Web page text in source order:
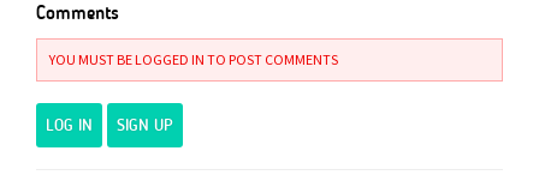
Comments
YOU MUST BE LOGGED IN TO POST COMMENTS
LOG IN SIGN UP